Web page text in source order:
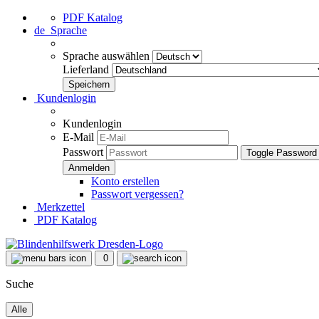
PDF Katalog
de Sprache
Sprache auswählen
Lieferland
Kundenlogin
Kundenlogin
E-Mail
Passwort
Toggle
Konto erstellen
Passwort vergessen?
Merkzettel
PDF Katalog
0
Suche
Alle